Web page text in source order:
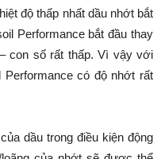
độ thấp nhất dầu nhớt bắt
Performance bắt đầu thay
con số rất thấp. Vì vậy với
có độ nhớt rất
dầu trong điều kiện động